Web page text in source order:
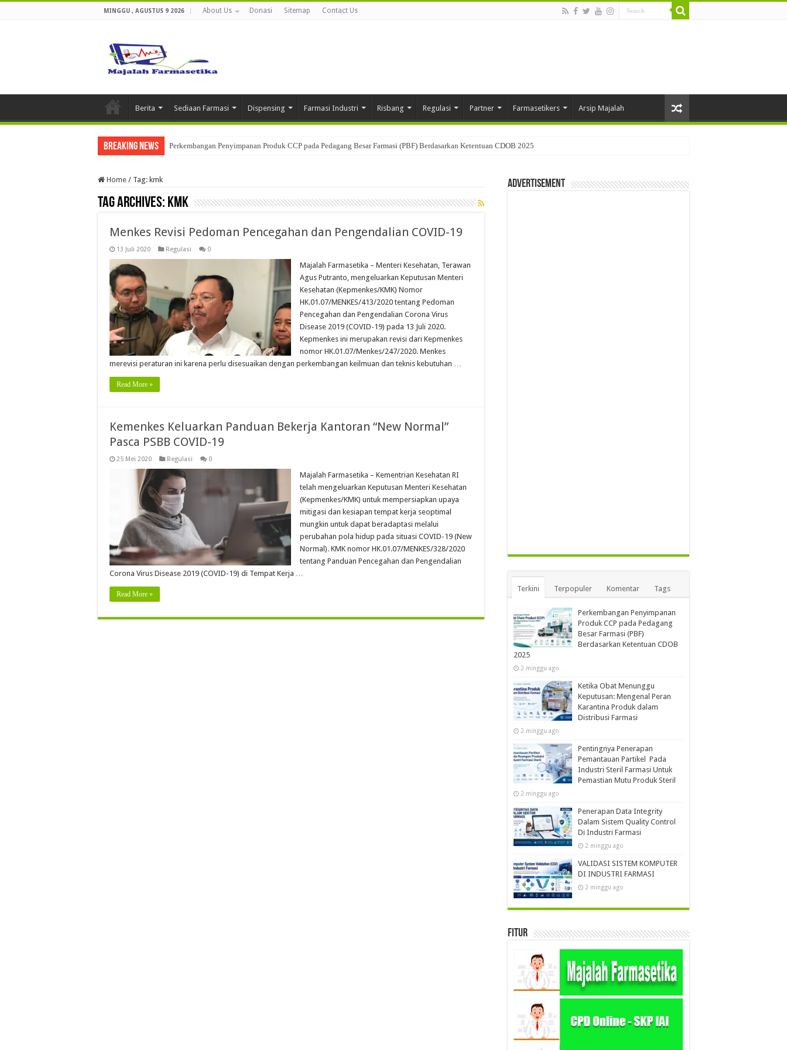
MINGGU , AGUSTUS 9 2026 About Us Donasi Sitemap Contact Us
Berita Sediaan Farmasi Dispensing Farmasi Industri Risbang Regulasi Partner Farmasetikers Arsip Majalah
Breaking News Perkembangan Penyimpanan Produk CCP pada Pedagang Besar Farmasi (PBF) Berdasarkan Ketentuan CDOB 2025
Home / Tag: kmk
Tag Archives: kmk
Menkes Revisi Pedoman Pencegahan dan Pengendalian COVID-19
13 Juli 2020 Regulasi 0
Majalah Farmasetika – Menteri Kesehatan, Terawan
Agus Putranto, mengeluarkan Keputusan Menteri
Kesehatan (Kepmenkes/KMK) Nomor
HK.01.07/MENKES/413/2020 tentang Pedoman
Pencegahan dan Pengendalian Corona Virus
Disease 2019 (COVID-19) pada 13 Juli 2020.
Kepmenkes ini merupakan revisi dari Kepmenkes
nomor HK.01.07/Menkes/247/2020. Menkes
merevisi peraturan ini karena perlu disesuaikan dengan perkembangan keilmuan dan teknis kebutuhan …
Read More »
Kemenkes Keluarkan Panduan Bekerja Kantoran “New Normal”
Pasca PSBB COVID-19
25 Mei 2020 Regulasi 0
Majalah Farmasetika – Kementrian Kesehatan RI
telah mengeluarkan Keputusan Menteri Kesehatan
(Kepmenkes/KMK) untuk mempersiapkan upaya
mitigasi dan kesiapan tempat kerja seoptimal
mungkin untuk dapat beradaptasi melalui
perubahan pola hidup pada situasi COVID-19 (New
Normal). KMK nomor HK.01.07/MENKES/328/2020
tentang Panduan Pencegahan dan Pengendalian
Corona Virus Disease 2019 (COVID-19) di Tempat Kerja …
Read More »
Advertisement
Terkini Terpopuler Komentar Tags
Perkembangan Penyimpanan
Produk CCP pada Pedagang
Besar Farmasi (PBF)
Berdasarkan Ketentuan CDOB
2025
2 minggu ago
Ketika Obat Menunggu
Keputusan: Mengenal Peran
Karantina Produk dalam
Distribusi Farmasi
2 minggu ago
Pentingnya Penerapan
Pemantauan Partikel Pada
Industri Steril Farmasi Untuk
Pemastian Mutu Produk Steril
2 minggu ago
Penerapan Data Integrity
Dalam Sistem Quality Control
Di Industri Farmasi
2 minggu ago
VALIDASI SISTEM KOMPUTER
DI INDUSTRI FARMASI
2 minggu ago
Fitur